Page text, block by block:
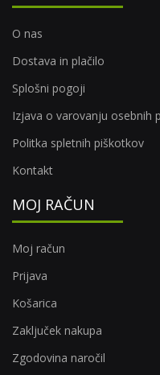
O nas
Dostava in plačilo
Splošni pogoji
Izjava o varovanju osebnih
Politka spletnih piškotkov
Kontakt
MOJ RAČUN
Moj račun
Prijava
Košarica
Zaključek nakupa
Zgodovina naročil